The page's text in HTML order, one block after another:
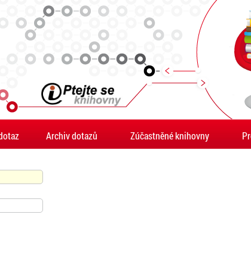
Archiv dotazů Zúčastněné knihovny